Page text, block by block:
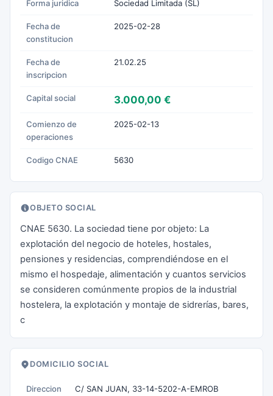
Forma juridica Sociedad Limitada (SL)
Fecha de
constitucion
2025-02-28
Fecha de
inscripcion
21.02.25
Capital social 3.000,00 €
Comienzo de
operaciones
2025-02-13
Codigo CNAE 5630
OBJETO SOCIAL
CNAE 5630. La sociedad tiene por objeto: La
explotación del negocio de hoteles, hostales,
pensiones y residencias, comprendiéndose en el
mismo el hospedaje, alimentación y cuantos servicios
se consideren comúnmente propios de la industrial
hostelera, la explotación y montaje de sidrerías, bares,
c
DOMICILIO SOCIAL
Direccion
C/ SAN JUAN, 33-14-5202-A-EMROB